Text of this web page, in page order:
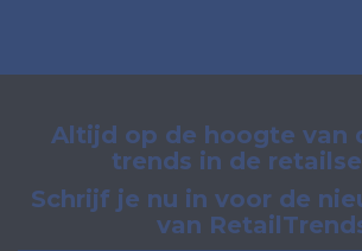
Altijd op de hoogte van
trends in de
Schrijf je nu in voor de
van